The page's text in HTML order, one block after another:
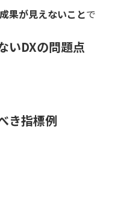
成果が見えないことで
いDXの問題点
き指標例